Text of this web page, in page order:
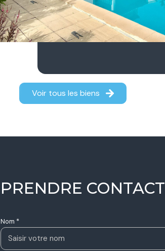
Voir tous les biens
PRENDRE CONTACT
Nom *